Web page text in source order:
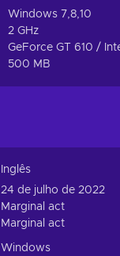
Windows 7,8,10
2 GHz
GeForce GT 610 /
500 MB
Inglês
24 de julho de 2022
Marginal act
Marginal act
Windows